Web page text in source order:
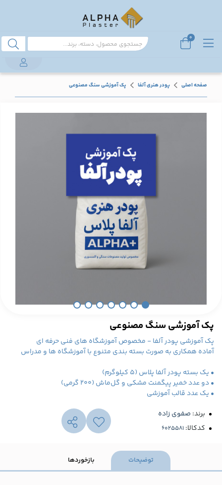
صفحه اصلی پودر هنری آلفا پک آموزشی سنگ مصنوعی
پک آموزشی سنگ مصنوعی
پک آموزشی پودر آلفا - مخصوص آموزشگاه های فنی حرفه ای
آماده همکاری به صورت بسته بندی متنوع با آموزشگاه ها و مدراس
• یک بسته پودر آلفا پلاس (۵ کیلوگرم)
• دو عدد خمیر پیگمنت مشکی و گل‌ماش (۲۰۰ گرمی)
• یک عدد قالب آموزشی
برند: صفوی زاده
کدکالا:
توضیحات بازخوردها
0